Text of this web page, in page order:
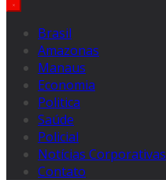
Brasil
Amazonas
Manaus
Economia
Politica
Saúde
Policial
Notícias Corporativas
Contato